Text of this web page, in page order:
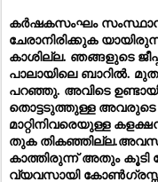
കർഷകസംഘം സംസ്ഥാന
ചേരാനിരിക്കുക
കാശില്ല. ഞങ്ങളുടെ
പാലായിലെ ബാറിൽ.
പറഞ്ഞു. അവിടെ
തൊട്ടടുത്തുള്ള അവരുടെ
മാറ്റിനിവരെയുള്ള
തുക
കാത്തിരുന്ന് അതും കൂടി
വ്യവസായി കോൺഗ്രസ്സ്